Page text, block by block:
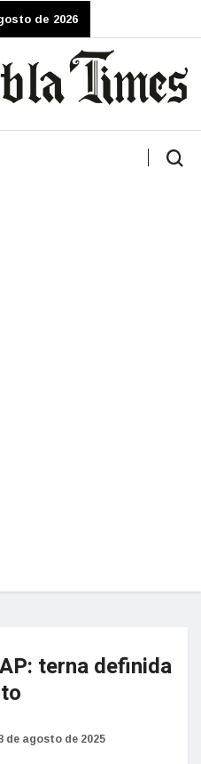
de 2026
terna definida
de agosto de 2025